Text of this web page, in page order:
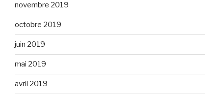
novembre 2019
octobre 2019
juin 2019
mai 2019
avril 2019